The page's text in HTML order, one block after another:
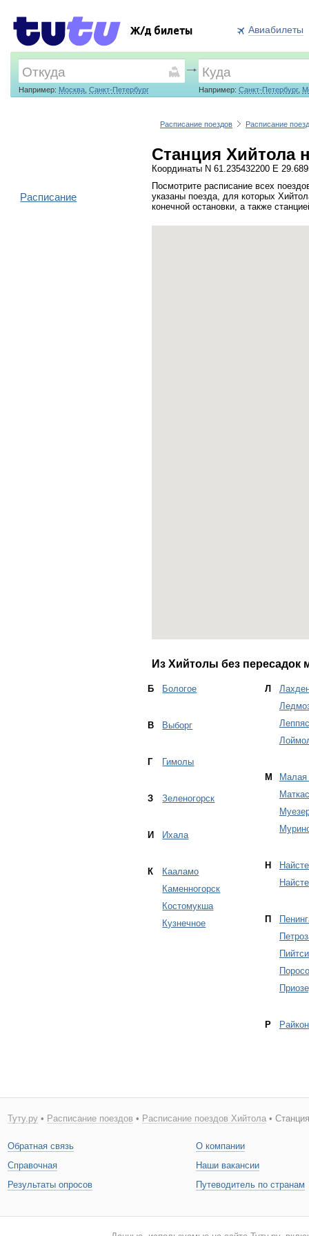
Ж/д билеты Авиабилеты
Например: Москва, Санкт-Петербург Например: Санкт-Петербург,
Расписание поездов Расписание
Станция Хийтола
Координаты N 61.235432200 E
Посмотрите расписание всех
указаны поезда, для которых
конечной остановки, а также
Расписание
Из Хийтолы без пересадок
Б Бологое
В Выборг
Г Гимолы
З Зеленогорск
И Ихала
К
Кааламо
Каменногорск
Костомукша
Кузнечное
Л
М
Н
П
Р
Туту.ру• Расписание поездов • Расписание поездов Хийтола•
Обратная связь
Справочная
Результаты опросов
О компании
Наши вакансии
Путеводитель по странам